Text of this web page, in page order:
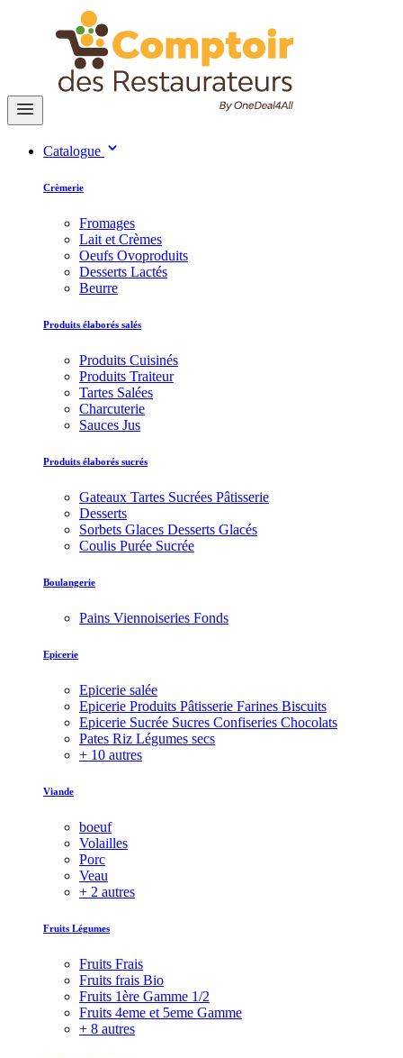
Catalogue
Crèmerie
Fromages
Lait et Crèmes
Oeufs Ovoproduits
Desserts Lactés
Beurre
Produits élaborés salés
Produits Cuisinés
Produits Traiteur
Tartes Salées
Charcuterie
Sauces Jus
Produits élaborés sucrés
Gateaux Tartes Sucrées Pâtisserie
Desserts
Sorbets Glaces Desserts Glacés
Coulis Purée Sucrée
Boulangerie
Pains Viennoiseries Fonds
Epicerie
Epicerie salée
Epicerie Produits Pâtisserie Farines Biscuits
Epicerie Sucrée Sucres Confiseries Chocolats
Pates Riz Légumes secs
+ 10 autres
Viande
boeuf
Volailles
Porc
Veau
+ 2 autres
Fruits Légumes
Fruits Frais
Fruits frais Bio
Fruits 1ère Gamme 1/2
Fruits 4eme et 5eme Gamme
+ 8 autres